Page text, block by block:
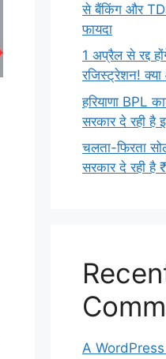
से बैंकिंग और
फायदा
1 अप्रैल से रद्द
रजिस्ट्रेशन!
हरियाणा BPL
सरकार दे रही है
चलता-फिरता
सरकार दे रही है
A